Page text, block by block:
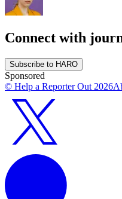
Connect with
Subscribe to HARO
Sponsored
© Help a Reporter Out 2026